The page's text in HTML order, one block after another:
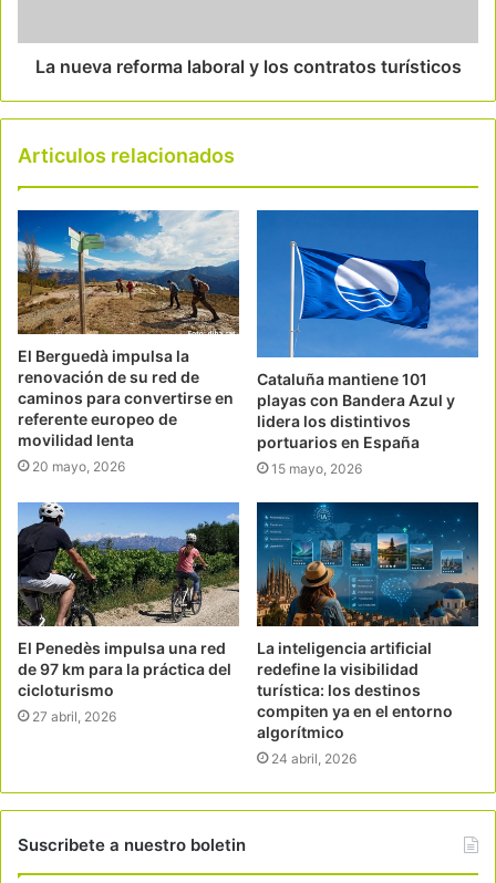
La nueva reforma laboral y los contratos turísticos
Articulos relacionados
El Berguedà impulsa la
renovación de su red de
caminos para convertirse en
referente europeo de
movilidad lenta
20 mayo, 2026
Cataluña mantiene 101
playas con Bandera Azul y
lidera los distintivos
portuarios en España
15 mayo, 2026
El Penedès impulsa una red
de 97 km para la práctica del
cicloturismo
27 abril, 2026
La inteligencia artificial
redefine la visibilidad
turística: los destinos
compiten ya en el entorno
algorítmico
24 abril, 2026
Suscribete a nuestro boletin